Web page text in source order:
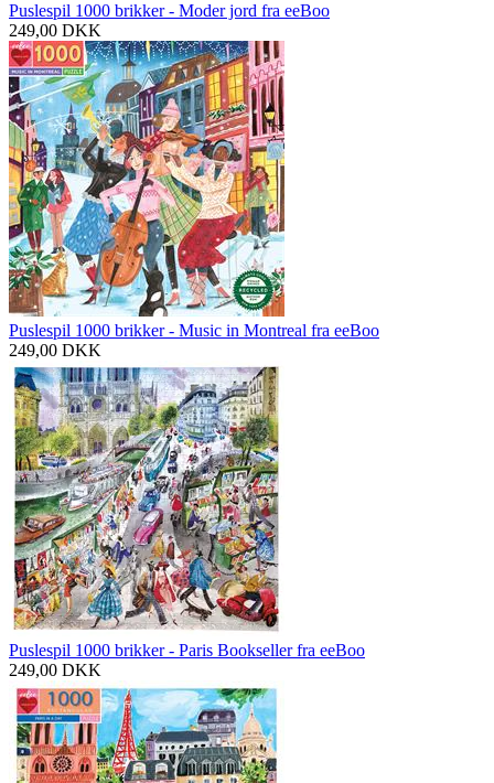
Puslespil 1000 brikker - Moder jord fra eeBoo
249,00 DKK
Puslespil 1000 brikker - Music in Montreal fra eeBoo
249,00 DKK
Puslespil 1000 brikker - Paris Bookseller fra eeBoo
249,00 DKK